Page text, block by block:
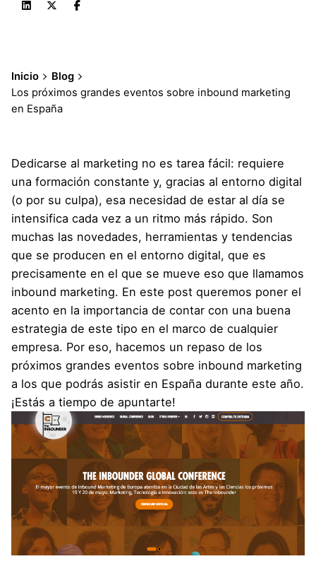
Inicio
Blog
Los próximos grandes eventos sobre inbound marketing
en España
Dedicarse al marketing no es tarea fácil: requiere
una formación constante y, gracias al entorno digital
(o por su culpa), esa necesidad de estar al día se
intensifica cada vez a un ritmo más rápido. Son
muchas las novedades, herramientas y tendencias
que se producen en el entorno digital, que es
precisamente en el que se mueve eso que llamamos
inbound marketing. En este post queremos poner el
acento en la importancia de contar con una buena
estrategia de este tipo en el marco de cualquier
empresa. Por eso, hacemos un repaso de los
próximos grandes eventos sobre inbound marketing
a los que podrás asistir en España durante este año.
¡Estás a tiempo de apuntarte!